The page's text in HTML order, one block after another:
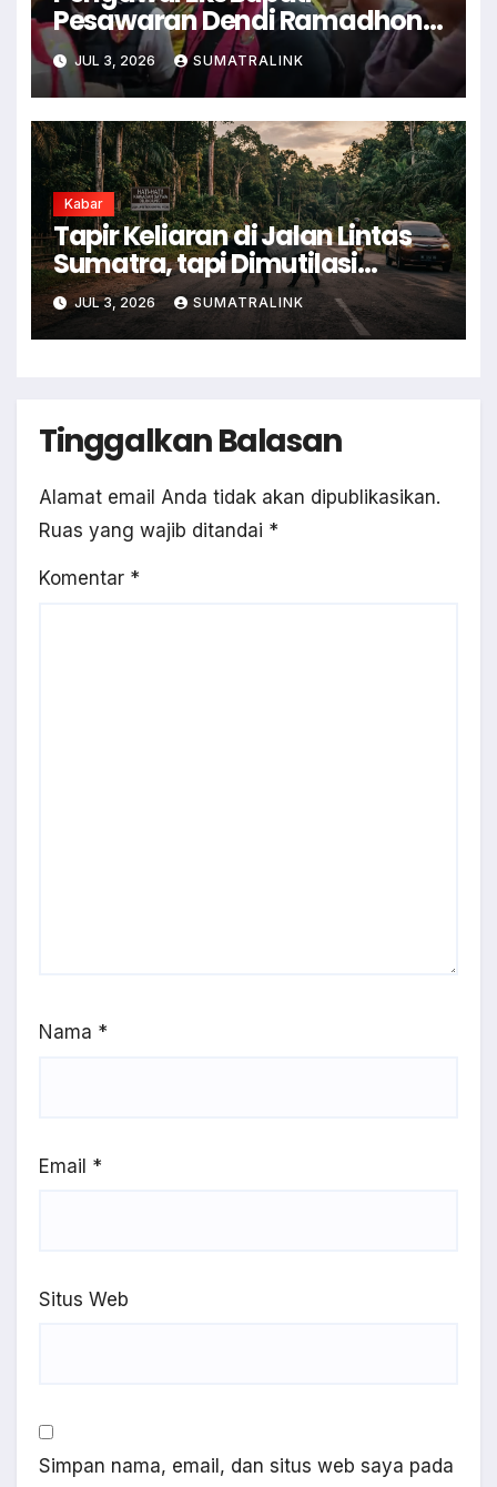
Pesawaran Dendi Ramadhona
Pukul Kamera Wartawan
JUL 3, 2026 SUMATRALINK
Kabar
Tapir Keliaran di Jalan Lintas
Sumatra, tapi Dimutilasi
Warga
JUL 3, 2026 SUMATRALINK
Tinggalkan Balasan
Alamat email Anda tidak akan dipublikasikan.
Ruas yang wajib ditandai *
Komentar *
Nama *
Email *
Situs Web
Simpan nama, email, dan situs web saya pada